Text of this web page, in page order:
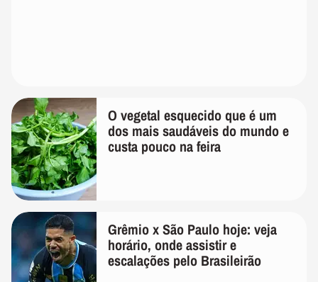
O vegetal esquecido que é um
dos mais saudáveis do mundo e
custa pouco na feira
Grêmio x São Paulo hoje: veja
horário, onde assistir e
escalações pelo Brasileirão